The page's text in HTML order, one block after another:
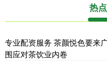
热
专业配资服务 茶颜悦色要来
围应对茶饮业内卷